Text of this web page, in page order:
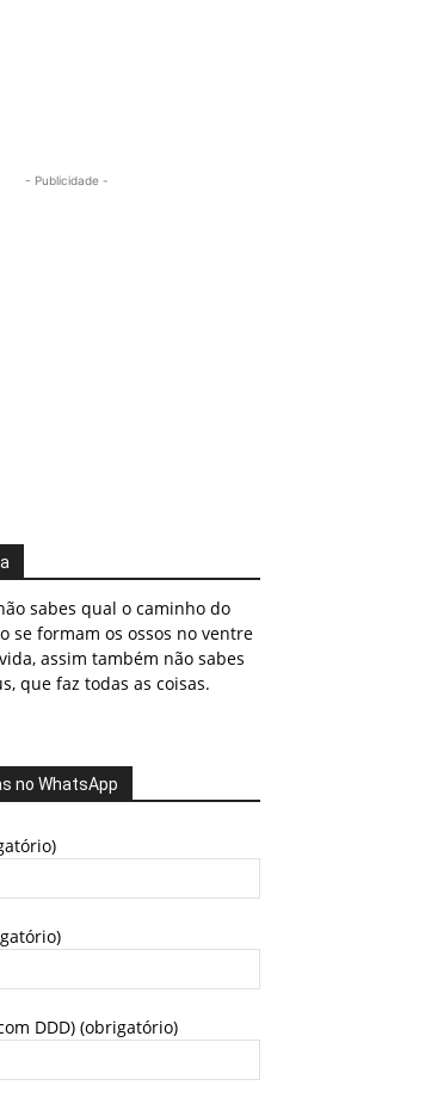
- Publicidade -
sabes qual o caminho do
se formam os ossos no ventre
assim também não sabes
que faz todas as coisas.
no WhatsApp
DDD) (obrigatório)